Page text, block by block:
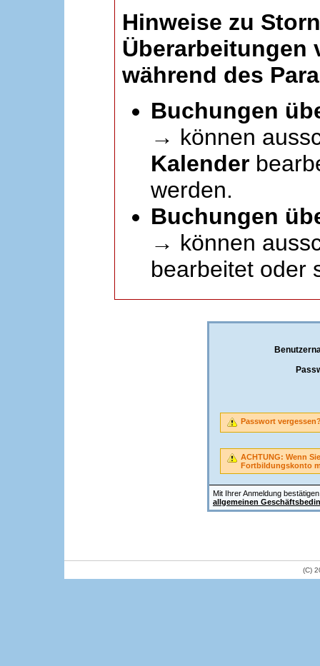
Hinweise zu
Überarbeitungen
während des
Buchungen
→ können
Kalender
werden.
Buchungen
→ können
bearbeitet oder
Mit Ihrer Anmeldung
allgemeinen
Passwort
ACHTUNG: Wenn
Fortbildungskonto
(C)